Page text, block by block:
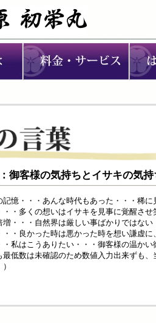
御客様の気持ちとイサキの気
記憶・・・あんな時代もあった・・・稀
・・多くの想いはイサキを見事に覚醒さ
増・・・自然界は厳しい事ばかりではな
・・良かった時は悪かった時を想い謙虚
・私はこうありたい・・・御客様の温か
最低数は未確認のため数値入力出来ずも